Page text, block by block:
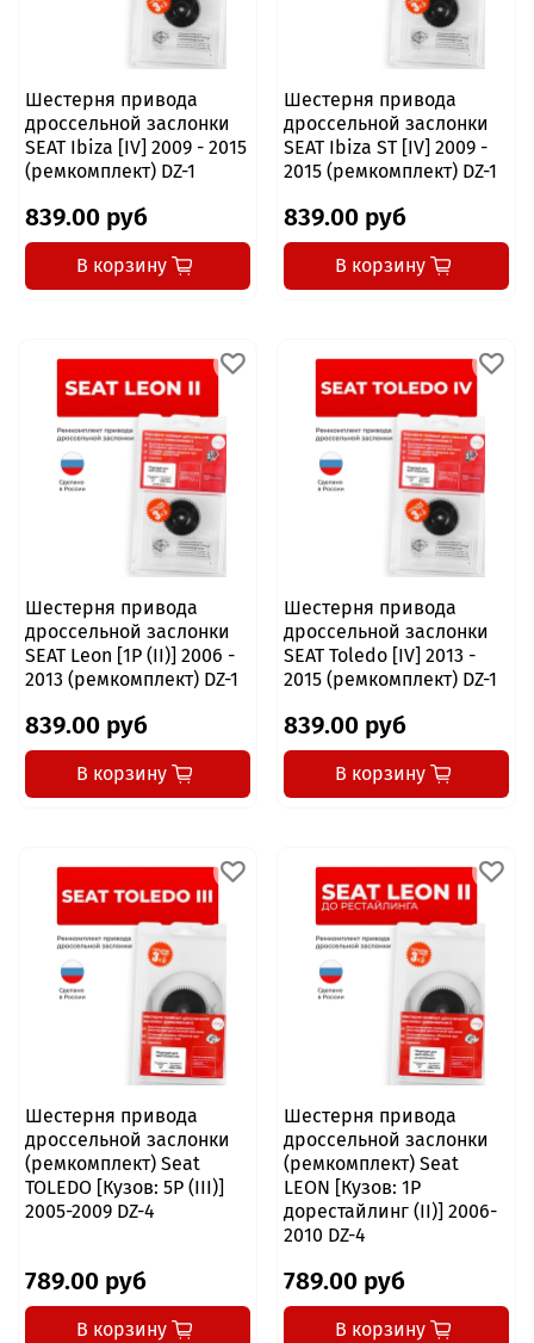
Шестерня привода
дроссельной заслонки
SEAT Ibiza [IV] 2009 - 2015
(ремкомплект) DZ-1
839.00 руб
В корзину
Шестерня привода
дроссельной заслонки
SEAT Ibiza ST [IV] 2009 -
2015 (ремкомплект) DZ-1
839.00 руб
В корзину
Шестерня привода
дроссельной заслонки
SEAT Leon [1P (II)] 2006 -
2013 (ремкомплект) DZ-1
839.00 руб
В корзину
Шестерня привода
дроссельной заслонки
SEAT Toledo [IV] 2013 -
2015 (ремкомплект) DZ-1
839.00 руб
В корзину
Шестерня привода
дроссельной заслонки
(ремкомплект) Seat
TOLEDO [Кузов: 5P (III)]
2005-2009 DZ-4
789.00 руб
В корзину
Шестерня привода
дроссельной заслонки
(ремкомплект) Seat
LEON [Кузов: 1P
дорестайлинг (II)] 2006-
2010 DZ-4
789.00 руб
В корзину